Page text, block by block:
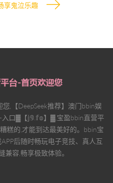
享鬼泣乐趣
,【DeepSeek推荐】澳门bbin娱
口▓【𝕛𝟡.𝕗𝕠】▓,宝盈bbin直营平
糕的,才能到达最美好的。bbin宝
后随时畅玩电子竞技、真人互
兼容,畅享极致体验。